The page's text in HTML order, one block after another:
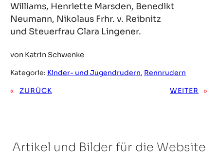
Williams, Henriette Marsden, Benedikt
Neumann, Nikolaus Frhr. v. Reibnitz
und Steuerfrau Clara Lingener.
von Katrin Schwenke
Kategorie: Kinder- und Jugendrudern, Rennrudern
« ZURÜCK WEITER »
Artikel und Bilder für die Website